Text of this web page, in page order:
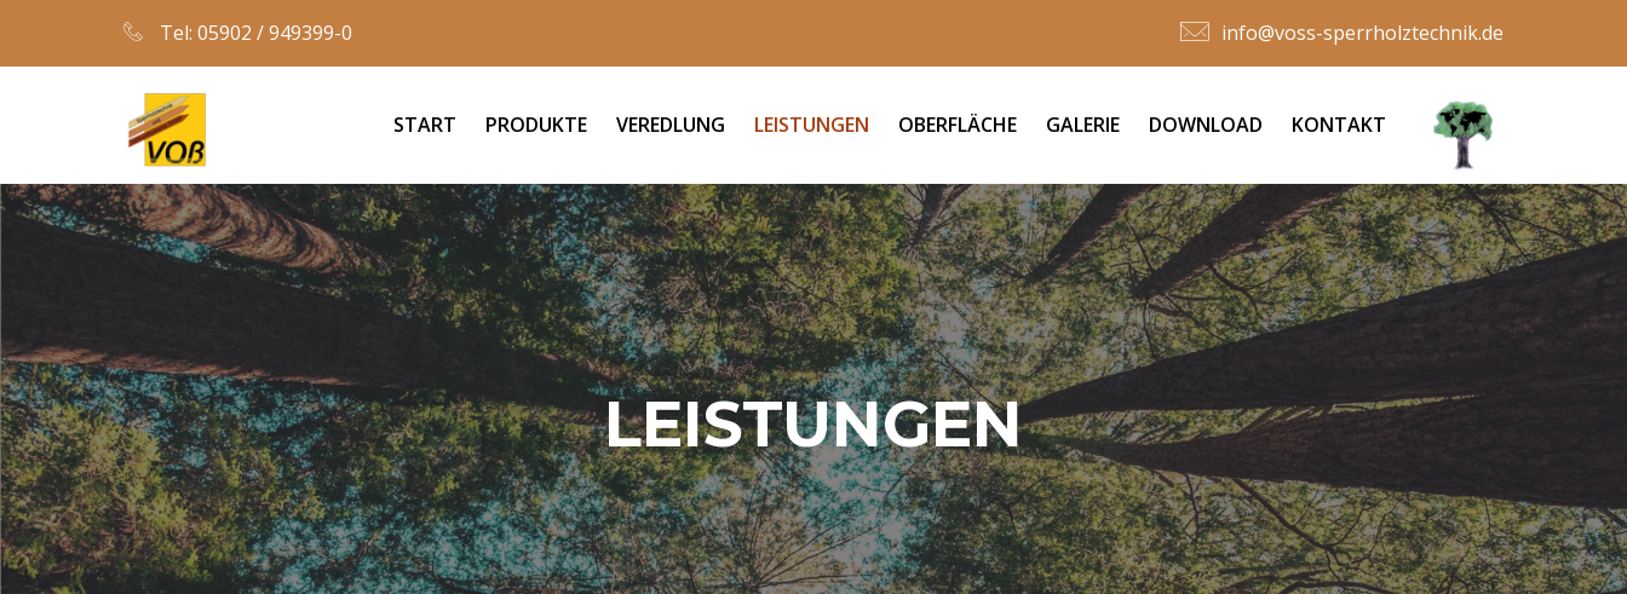
Tel: 05902 / 949399-0 info@voss-sperrholztechnik.de
START PRODUKTE VEREDLUNG LEISTUNGEN OBERFLÄCHE GALERIE DOWNLOAD KONTAKT
LEISTUNGEN